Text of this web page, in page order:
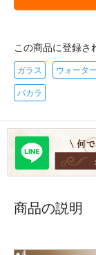
この商品に登録さ
ガラス ウォータ
バカラ
商品の説明